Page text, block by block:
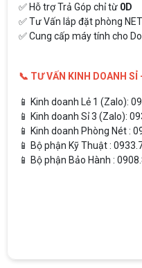
✅ Hỗ trợ Trả Góp chỉ từ 0D
✅ Tư Vấn lắp đặt phòng
✅ Cung cấp máy tính cho
📞 TƯ VẤN KINH DOANH SỈ
📱 Kinh doanh Lẻ 1 (Zalo):
📱 Kinh doanh Sỉ 3 (Zalo):
📱 Kinh doanh Phòng Nét :
📱 Bộ phận Kỹ Thuật :
📱 Bộ phận Bảo Hành :